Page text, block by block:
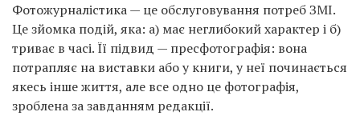
Фотожурналістика — це обслуговування потреб ЗМІ.
Це зйомка подій, яка: а) має неглибокий характер і б)
триває в часі. Її підвид — пресфотографія: вона
потрапляє на виставки або у книги, у неї починається
якесь інше життя, але все одно це фотографія,
зроблена за завданням редакції.